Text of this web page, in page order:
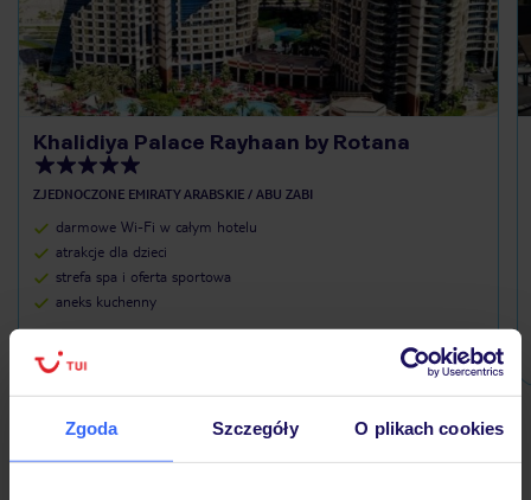
Zgoda Szczegóły O plikach cookies
Khalidiya Palace Rayhaan by Rotana
ZJEDNOCZONE EMIRATY ARABSKIE / ABU ZABI
darmowe Wi-Fi w całym hotelu
atrakcje dla dzieci
strefa spa i oferta sportowa
aneks kuchenny
3 960 zł/os.
Ubezpieczenia turystyczne Abu Zabi - dowiedz się więcej »